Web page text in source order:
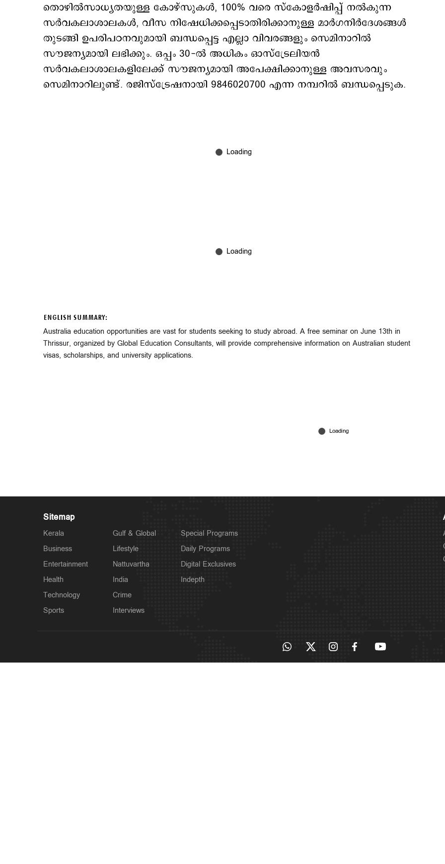
തൊഴിൽസാധ്യതയുള്ള കോഴ്‌സുകൾ, 100% വരെ സ്കോളർഷിപ്പ് നൽകുന്ന
സർവകലാശാലകൾ, വീസ നിഷേധിക്കപ്പെടാതിരിക്കാനുള്ള മാർഗനിർദേശങ്ങൾ
തുടങ്ങി ഉപരിപഠനവുമായി ബന്ധപ്പെട്ട എല്ലാ വിവരങ്ങളും സെമിനാറിൽ
സൗജന്യമായി ലഭിക്കും. ഒപ്പം 30-ൽ അധികം ഓസ്‌ട്രേലിയൻ
സർവകലാശാലകളിലേക്ക് സൗജന്യമായി അപേക്ഷിക്കാനുള്ള അവസരവും
സെമിനാറിലുണ്ട്. രജിസ്‌ട്രേഷനായി 9846020700 എന്ന നമ്പറില്‍ ബന്ധപ്പെടുക.
ENGLISH SUMMARY:
Australia education opportunities are vast for students seeking to study abroad. A free seminar on June 13th in
Thrissur, organized by Global Education Consultants, will provide comprehensive information on Australian student
visas, scholarships, and university applications.
Sitemap
Kerala
Business
Entertainment
Health
Technology
Sports
Gulf & Global
Lifestyle
Nattuvartha
India
Crime
Interviews
Special Programs
Daily Programs
Digital Exclusives
Indepth